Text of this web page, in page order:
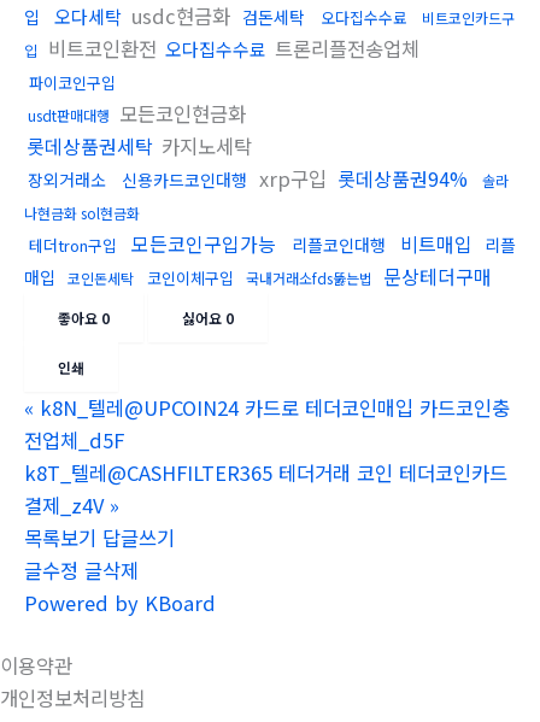
입
오다세탁 usdc현금화 검돈세탁 오다집수수료
비트코인카드구
입
비트코인환전 오다집수수료 트론리플전송업체
파이코인구입
usdt판매대행 모든코인현금화
롯데상품권세탁 카지노세탁
장외거래소 신용카드코인대행 xrp구입 롯데상품권94%
솔라
나현금화 sol현금화
테더tron구입 모든코인구입가능 리플코인대행 비트매입
리플
매입
코인돈세탁 코인이체구입 국내거래소fds뚫는법 문상테더구매
좋아요 0 싫어요 0
인쇄
« k8N_텔레@UPCOIN24 카드로 테더코인매입 카드코인충
전업체_d5F
k8T_텔레@CASHFILTER365 테더거래 코인 테더코인카드
결제_z4V »
목록보기 답글쓰기
글수정 글삭제
Powered by KBoard
이용약관
개인정보처리방침